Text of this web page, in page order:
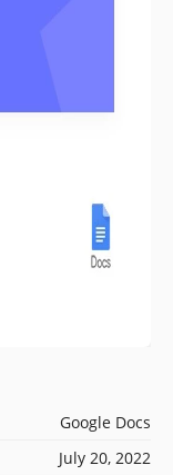
Google Docs
July 20, 2022